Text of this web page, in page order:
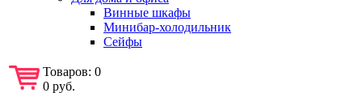
Винные шкафы
Минибар-холодильник
Сейфы
Товаров: 0
0 руб.